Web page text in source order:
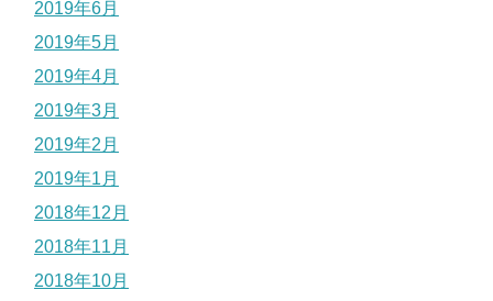
2019年6月
2019年5月
2019年4月
2019年3月
2019年2月
2019年1月
2018年12月
2018年11月
2018年10月